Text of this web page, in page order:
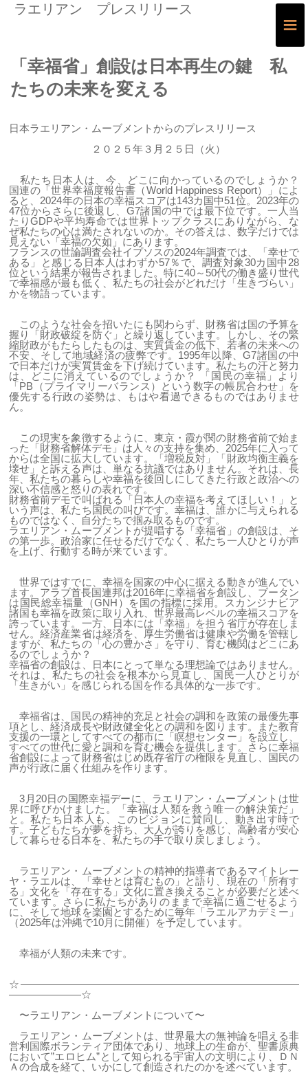
ラエリアン プレスリリース
≡
「幸福省」創設は日本再生の鍵 私
たちの未来を変える
日本ラエリアン・ムーブメントからのプレスリリース
２０２５年３月２５日（火）
私たち日本人は、今、どこに向かっているのでしょうか？
国連の「世界幸福度報告書（World Happiness Report）」によ
ると、2024年の日本の幸福スコアは143カ国中51位。2023年の
47位からさらに後退し、G7諸国の中では最下位です。一人当
たりGDPや平均寿命では世界トップクラスにありながら、な
ぜ私たちの心は満たされないのか。その答えは、数字だけでは
見えない「幸福の欠如」にあります。
フランスの世論調査会社イプソスの2024年調査では、「幸せで
ある」と感じる日本人はわずか57％で、調査対象30カ国中28
位という結果が報告されました。特に40～50代の働き盛り世代
で幸福感が最も低く、私たちの社会がどれだけ「生きづらい」
かを物語っています。
このような社会を招いたにも関わらず、財務省は国の予算を
握り「財政破綻を防ぐ」と繰り返しています。しかし、その緊
縮財政がもたらしたものは、実質賃金の低下、若者の未来への
不安、そして地域経済の疲弊です。1995年以降、G7諸国の中
で日本だけが実質賃金を下げ続けています。私たちの汗と努力
は、どこに消えているのでしょうか？ 「国民の幸福」より
「PB（プライマリーバランス）という数字の帳尻合わせ」を
優先する行政の姿勢は、もはや看過できるものではありませ
ん。
この現実を象徴するように、東京・霞が関の財務省前で始ま
った「財務省解体デモ」は人々の支持を集め、2025年に入って
からは全国に拡大しています。「増税反対」「財政均衡主義を
壊せ」と訴える声は、単なる抗議ではありません。それは、長
年、私たちの暮らしや幸福を後回しにしてきた行政と政治への
深い不信感と怒りの表れです。
財務省前デモで叫ばれる「日本人の幸福を考えてほしい！」と
いう声は、私たち国民の叫びです。幸福は、誰かに与えられる
ものではなく、自分たちで掴み取るものです。
ラエリアン・ムーブメントが提唱する「幸福省」の創設は、そ
の第一歩。政治家に任せるだけでなく、私たち一人ひとりが声
を上げ、行動する時が来ています。
世界ではすでに、幸福を国家の中心に据える動きが進んでい
ます。アラブ首長国連邦は2016年に幸福省を創設し、ブータン
は国民総幸福量（GNH）を国の指標に採用。スカンジナビア
諸国も幸福を政策に取り入れ、世界最高レベルの幸福スコアを
誇っています。一方、日本には「幸福」を担う省庁が存在しま
せん。経済産業省は経済を、厚生労働省は健康や労働を管轄し
ますが、私たちの「心の豊かさ」を守り、育む機関はどこにあ
るのでしょうか？
幸福省の創設は、日本にとって単なる理想論ではありません。
それは、私たちの社会を根本から見直し、国民一人ひとりが
「生きがい」を感じられる国を作る具体的な一歩です。
幸福省は、国民の精神的充足と社会の調和を政策の最優先事
項とし、経済成長や財政健全化との調和を図ります。また教育
支援の一環としてすべての都市に「瞑想センター」を設立し、
すべての世代に愛と調和を育む機会を提供します。さらに幸福
省創設によって財務省はじめ既存省庁の権限を見直し、国民の
声が行政に届く仕組みを作ります。
3月20日の国際幸福デーに、ラエリアン・ムーブメントは世
界に呼びかけました。「幸福は人類を救う唯一の解決策だ」
と。私たち日本人も、このビジョンに賛同し、動き出す時で
す。子どもたちが夢を持ち、大人が誇りを感じ、高齢者が安心
して暮らせる日本を、私たちの手で取り戻しましょう。
ラエリアン・ムーブメントの精神的指導者であるマイトレー
ヤ・ラエルは、「幸せとは育むもの」と語り、現在の「所有す
る」文化を「存在する」文化に置き換えることが必要だと述べ
ています。さらに私たちがありのままで幸福に過ごせるよう
に、そして地球を楽園とするために毎年「ラエルアカデミー」
（2025年は沖縄で10月に開催）を予定しています。
幸福が人類の未来です。
☆―――――――――――――――――――――――――――
―――――――☆
〜ラエリアン・ムーブメントについて〜
ラエリアン・ムーブメントは、世界最大の無神論を唱える非
営利国際ボランティア団体であり、地球上の生命が、聖書原典
において”エロヒム”として知られる宇宙人の文明により、ＤＮ
Ａの合成を経て、いかにして創造されたのかを述べています。